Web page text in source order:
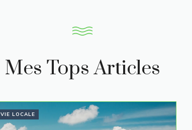
Mes Tops Articles
VIE LOCALE